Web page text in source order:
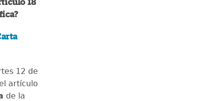
18
12 de
artículo
de la